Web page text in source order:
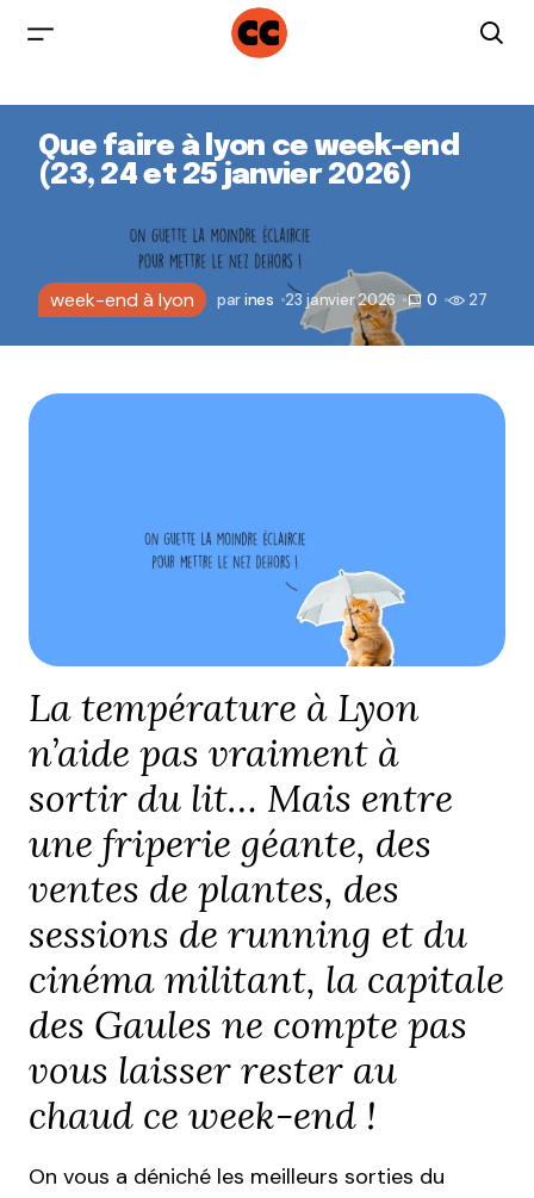
Que faire à lyon ce week-end
(23, 24 et 25 janvier 2026)
week-end à lyon parines 23 janvier 2026 0 27
La température à Lyon
n’aide pas vraiment à
sortir du lit… Mais entre
une friperie géante, des
ventes de plantes, des
sessions de running et du
cinéma militant, la capitale
des Gaules ne compte pas
vous laisser rester au
chaud ce week-end !
On vous a déniché les meilleurs sorties du